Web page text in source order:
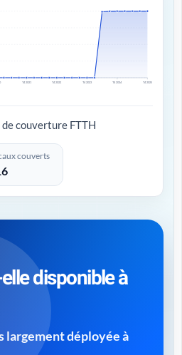
T4 2021 T4 2022 T4 2023 T4 2024 T4 2025
couverture FTTH
couverts
disponible à
largement déployée à